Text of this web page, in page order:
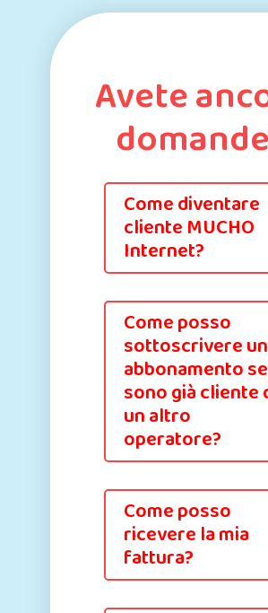
Avete
Come diventare
cliente MUCHO
Internet?
Come posso
sottoscrivere un
abbonamento se
sono già cliente
un altro
operatore?
Come posso
ricevere la mia
fattura?